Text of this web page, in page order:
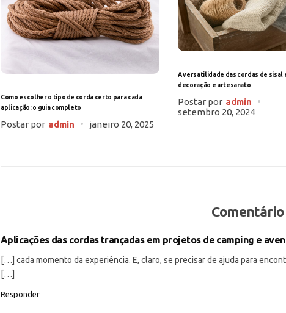
Como escolher o tipo de corda certo para cada
aplicação: o guia completo
Postar por admin janeiro 20, 2025
A versatilidade das cordas de sisal
decoração e artesanato
Postar por admin
setembro 20, 2024
Comentário
Aplicações das cordas trançadas em projetos de camping e
[…] cada momento da experiência. E, claro, se precisar de ajuda para
[…]
Responder